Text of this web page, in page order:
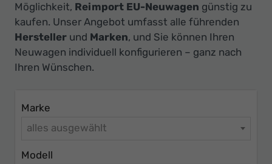
-
Ihr
Innovatives
Autohaus
Möglichkeit, Reimport EU-Neuwagen günstig zu
kaufen. Unser Angebot umfasst alle führenden
Hersteller und Marken, und Sie können Ihren
Neuwagen individuell konfigurieren – ganz nach
Ihren Wünschen.
Marke
alles ausgewählt
Modell